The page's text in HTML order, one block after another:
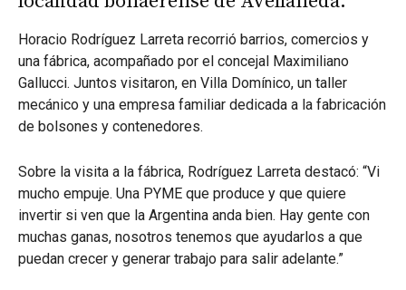
Horacio Rodríguez Larreta recorrió barrios, comercios y
una fábrica, acompañado por el concejal Maximiliano
Gallucci. Juntos visitaron, en Villa Domínico, un taller
mecánico y una empresa familiar dedicada a la fabricación
de bolsones y contenedores.
Sobre la visita a la fábrica, Rodríguez Larreta destacó: “Vi
mucho empuje. Una PYME que produce y que quiere
invertir si ven que la Argentina anda bien. Hay gente con
muchas ganas, nosotros tenemos que ayudarlos a que
puedan crecer y generar trabajo para salir adelante.”